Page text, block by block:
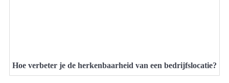
Hoe verbeter je de herkenbaarheid van een bedrijfslocatie?